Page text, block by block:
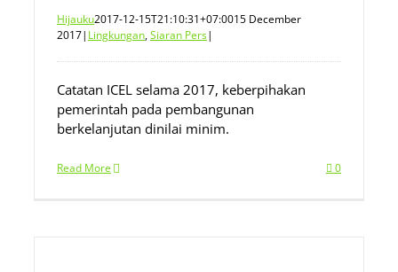
Hijauku2017-12-15T21:10:31+07:0015 December
2017| Lingkungan,Siaran Pers|
Catatan ICEL selama 2017, keberpihakan
pemerintah pada pembangunan
berkelanjutan dinilai minim.
Read More 0